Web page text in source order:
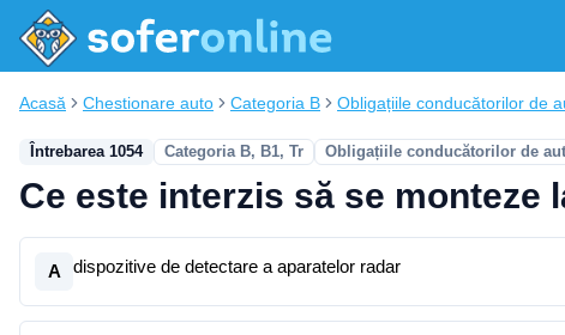
Acasă Chestionare auto Categoria B Obligațiile conducătorilor de
Întrebarea 1054 Categoria B, B1, Tr Obligațiile conducătorilor de
Ce este interzis să se monteze
A dispozitive de detectare a aparatelor radar